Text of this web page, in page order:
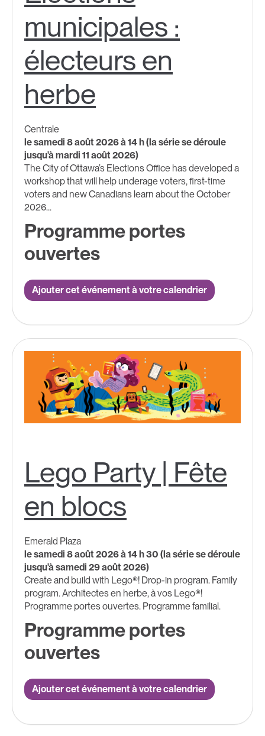
municipales :
électeurs en
herbe
Centrale
le samedi 8 août 2026 à 14 h (la série se déroule
jusqu'à mardi 11 août 2026)
The City of Ottawa’s Elections Office has developed a
workshop that will help underage voters, first-time
voters and new Canadians learn about the October
2026...
Programme portes
ouvertes
Ajouter cet événement à votre calendrier
Lego Party | Fête
en blocs
Emerald Plaza
le samedi 8 août 2026 à 14 h 30 (la série se déroule
jusqu'à samedi 29 août 2026)
Create and build with Lego®! Drop-in program. Family
program. Architectes en herbe, à vos Lego®!
Programme portes ouvertes. Programme familial.
Programme portes
ouvertes
Ajouter cet événement à votre calendrier